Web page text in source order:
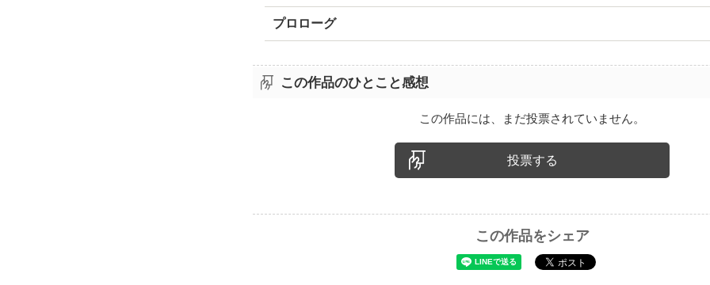
プロローグ
この作品のひとこと感想
この作品には、まだ投票されていません。
投票する
この作品をシェア